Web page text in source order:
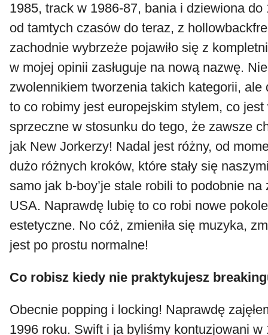
1985, track w 1986-87, bania i dziewiona
od tamtych czasów do teraz, z
zachodnie wybrzeże pojawiło się z
w mojej opinii zasługuje na nową nazwę.
zwolennikiem tworzenia takich kategorii, ale
to co robimy jest europejskim stylem, co
sprzeczne w stosunku do tego, że zawsze
jak New Jorkerzy! Nadal jest różny, od
dużo różnych kroków, które stały się
samo jak b-boy’je stale robili to podobnie
USA. Naprawdę lubię to co robi nowe
estetyczne. No cóż, zmieniła się muzyka,
jest po prostu normalne!
Co robisz kiedy nie praktykujesz
Obecnie popping i locking! Naprawdę
1996 roku. Swift i ja byliśmy kontuzjowani w